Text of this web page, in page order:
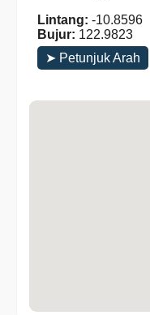
Lintang: -10.8596
Bujur: 122.9823
➤ Petunjuk Arah